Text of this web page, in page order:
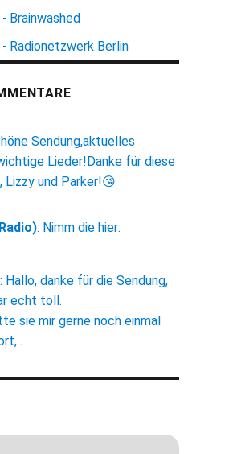
- Brainwashed
- Radionetzwerk Berlin
Sendung,aktuelles
Lieder!Danke für diese
Lizzy und Parker!😘
: Nimm die hier:
: Hallo, danke für die Sendung,
echt toll.
sie mir gerne noch einmal